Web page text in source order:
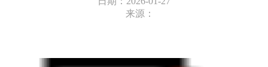
来源：